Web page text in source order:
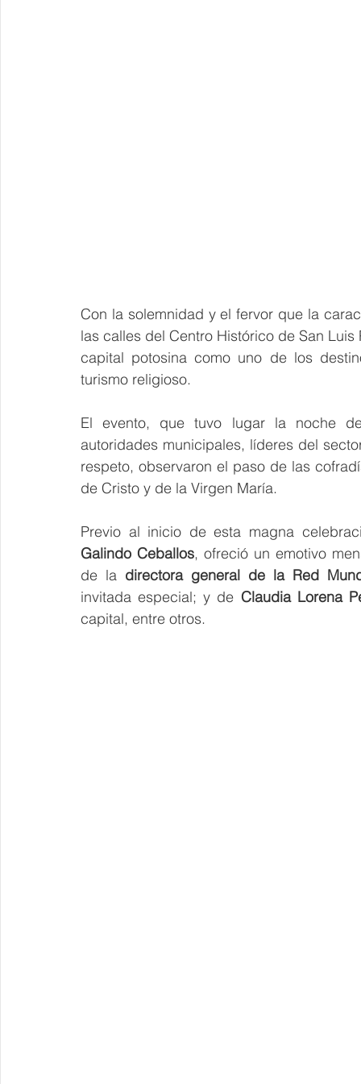
Con la solemnidad y el fervor que la
las calles del Centro Histórico de San Luis
capital potosina como uno de los
turismo religioso.
El evento, que tuvo lugar la noche
autoridades municipales, líderes del
respeto, observaron el paso de las
de Cristo y de la Virgen María.
Previo al inicio de esta magna
Galindo Ceballos, ofreció un emotivo
de la directora general de la Red
invitada especial; y de
capital, entre otros.